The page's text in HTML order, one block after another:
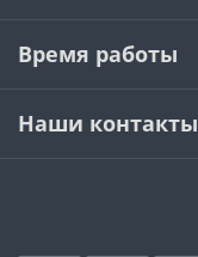
Время работы
Наши контакты